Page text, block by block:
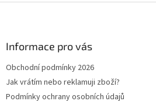
Informace pro vás
Obchodní podmínky 2026
Jak vrátím nebo reklamuji zboží?
Podmínky ochrany osobních údajů